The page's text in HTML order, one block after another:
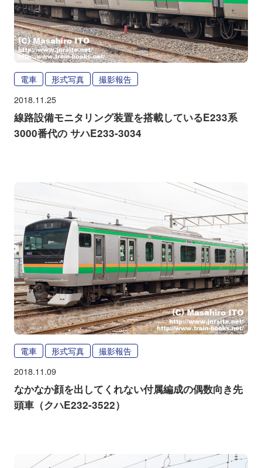
電車 形式写真 撮影報告
2018.11.25
線路設備モニタリング装置を搭載しているE233系
3000番代の サハE233-3034
電車 形式写真 撮影報告
2018.11.09
なかなか顔を出してくれない付属編成の偶数向き先
頭車（クハE232-3522）